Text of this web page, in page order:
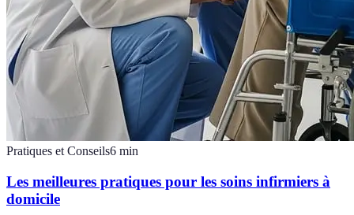
Pratiques et Conseils6 min
Les meilleures pratiques pour les soins infirmiers à
domicile